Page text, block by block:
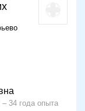
34 года опыта